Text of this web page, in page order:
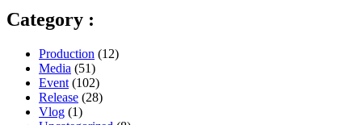
Category :
Production (12)
Media (51)
Event (102)
Release (28)
Vlog (1)